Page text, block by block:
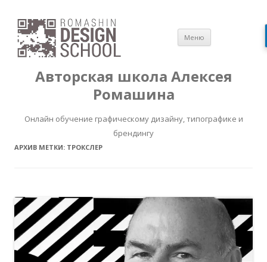
Авторская школа Алексея
Ромашина
Онлайн обучение графическому дизайну, типографике и
брендингу
Меню
содержимому
АРХИВ МЕТКИ: ТРОКСЛЕР